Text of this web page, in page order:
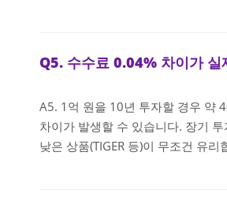
Q5. 수수료 0.04% 차이가 실
A5. 1억 원을 10년 투자할 경우 약
차이가 발생할 수 있습니다. 장기
낮은 상품(TIGER 등)이 무조건 유리